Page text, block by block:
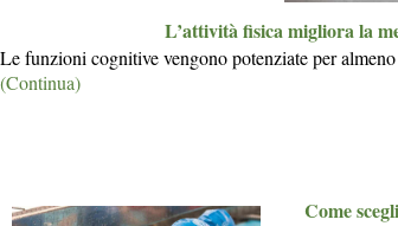
L’attività fisica migliora la
Le funzioni cognitive vengono potenziate per
(Continua)
Come